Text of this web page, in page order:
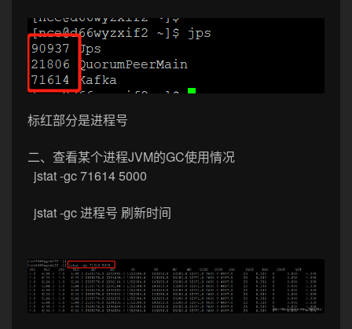
标红部分是进程号
二、查看某个进程JVM的GC使用情况
jstat -gc 71614 5000
jstat -gc 进程号 刷新时间